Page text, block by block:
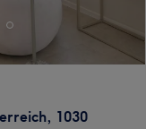
, 1030